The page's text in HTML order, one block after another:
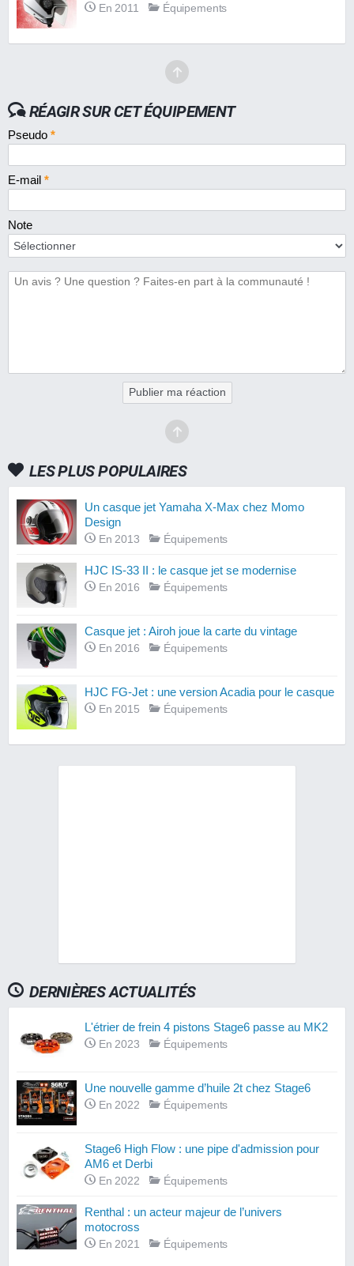
En 2011 Équipements
RÉAGIR SUR CET ÉQUIPEMENT
Pseudo *
E-mail *
Note
Publier ma réaction
LES PLUS POPULAIRES
Un casque jet Yamaha X-Max chez Momo
Design
En 2013 Équipements
HJC IS-33 II : le casque jet se modernise
En 2016 Équipements
Casque jet : Airoh joue la carte du vintage
En 2016 Équipements
HJC FG-Jet : une version Acadia pour le casque
En 2015 Équipements
DERNIÈRES ACTUALITÉS
L'étrier de frein 4 pistons Stage6 passe au MK2
En 2023 Équipements
Une nouvelle gamme d’huile 2t chez Stage6
En 2022 Équipements
Stage6 High Flow : une pipe d'admission pour
AM6 et Derbi
En 2022 Équipements
Renthal : un acteur majeur de l’univers
motocross
En 2021 Équipements